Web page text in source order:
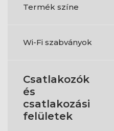
Termék színe
Wi-Fi szabványok
Csatlakozók
és
csatlakozási
felületek